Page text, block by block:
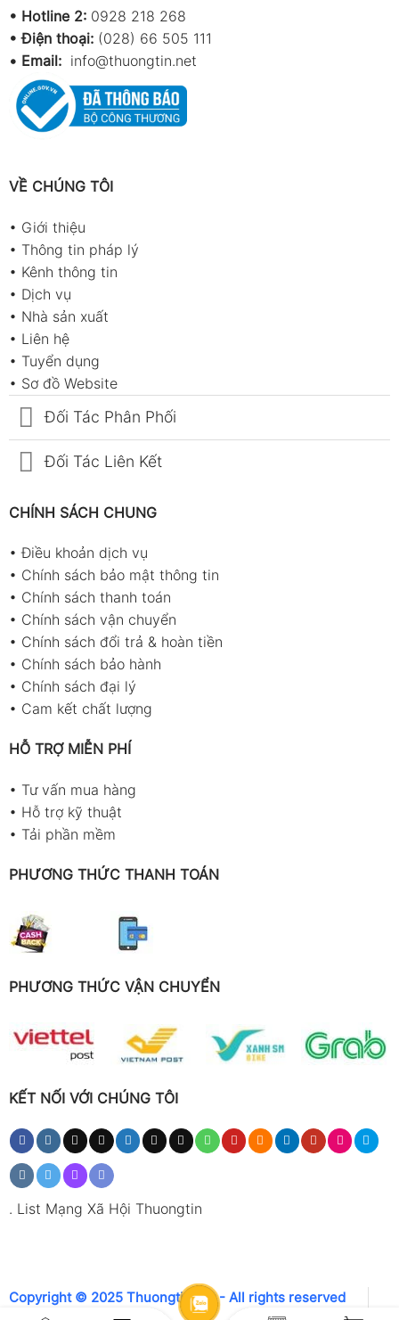
• Hotline 2: 0928 218 268
• Điện thoại: (028) 66 505 111
• Email: info@thuongtin.net
VỀ CHÚNG TÔI
• Giới thiệu
• Thông tin pháp lý
• Kênh thông tin
• Dịch vụ
• Nhà sản xuất
• Liên hệ
• Tuyển dụng
• Sơ đồ Website
Đối Tác Phân Phối
Đối Tác Liên Kết
CHÍNH SÁCH CHUNG
•Điều khoản dịch vụ
• Chính sách bảo mật thông tin
• Chính sách thanh toán
• Chính sách vận chuyển
• Chính sách đổi trả & hoàn tiền
• Chính sách bảo hành
• Chính sách đại lý
• Cam kết chất lượng
HỖ TRỢ MIỄN PHÍ
• Tư vấn mua hàng
• Hỗ trợ kỹ thuật
• Tải phần mềm
PHƯƠNG THỨC THANH TOÁN
PHƯƠNG THỨC VẬN CHUYỂN
KẾT NỐI VỚI CHÚNG TÔI
. List Mạng Xã Hội Thuongtin
Copyright © 2025 Thuongtin.net - All rights reserved